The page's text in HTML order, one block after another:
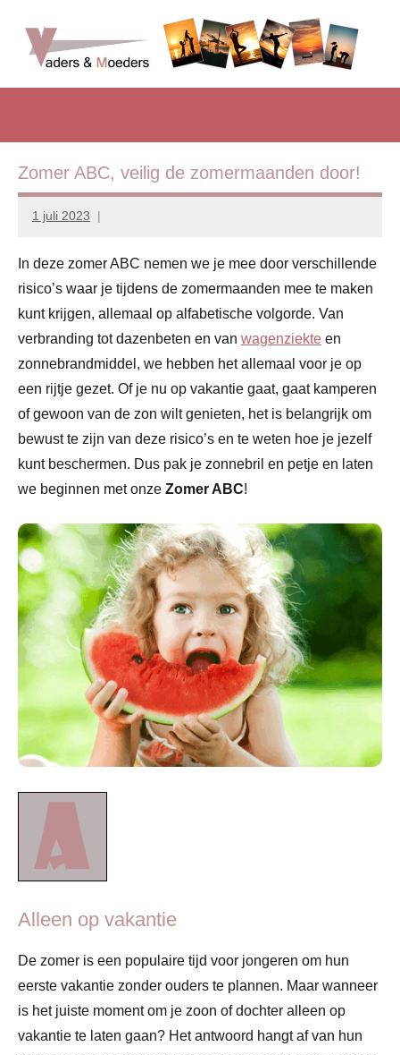
inhoud
springen
Vadersenmoeders
wel
eens
hulp
Zomer ABC, veilig de zomermaanden door!
1 juli 2023
Marion
In deze zomer ABC nemen we je mee door verschillende
risico’s waar je tijdens de zomermaanden mee te maken
kunt krijgen, allemaal op alfabetische volgorde. Van
verbranding tot dazenbeten en van wagenziekte en
zonnebrandmiddel, we hebben het allemaal voor je op
een rijtje gezet. Of je nu op vakantie gaat, gaat kamperen
of gewoon van de zon wilt genieten, het is belangrijk om
bewust te zijn van deze risico’s en te weten hoe je jezelf
kunt beschermen. Dus pak je zonnebril en petje en laten
we beginnen met onze Zomer ABC!
Alleen op vakantie
De zomer is een populaire tijd voor jongeren om hun
eerste vakantie zonder ouders te plannen. Maar wanneer
is het juiste moment om je zoon of dochter alleen op
vakantie te laten gaan? Het antwoord hangt af van hun